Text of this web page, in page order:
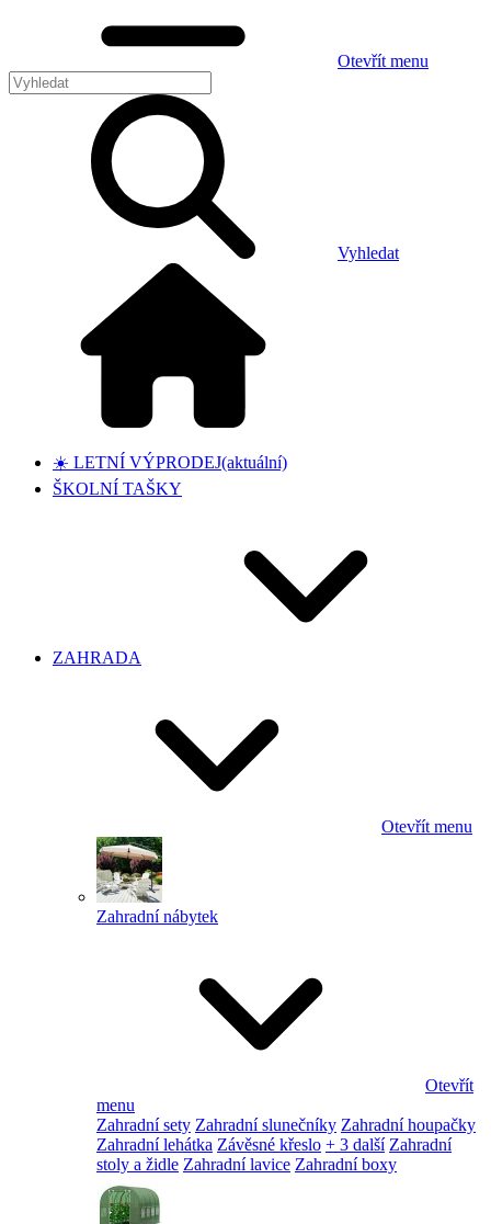
Otevřít menu
Vyhledat
☀️ LETNÍ VÝPRODEJ(aktuální)
ŠKOLNÍ TAŠKY
ZAHRADA
Otevřít menu
Zahradní nábytek
Otevřít
menu
Zahradní sety Zahradní slunečníky Zahradní houpačky
Zahradní lehátka Závěsné křeslo + 3 další Zahradní
stoly a židle Zahradní lavice Zahradní boxy